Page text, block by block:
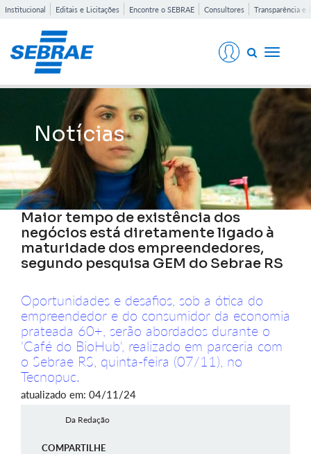
Institucional Editais e Licitações Encontre o SEBRAE Consultores Transparência e
Toggle
Notícias
Maior tempo de existência dos
negócios está diretamente ligado à
maturidade dos empreendedores,
segundo pesquisa GEM do Sebrae RS
Oportunidades e desafios, sob a ótica do
empreendedor e do consumidor da economia
prateada 60+, serão abordados durante o
'Café do BioHub', realizado em parceria com
o Sebrae RS, quinta-feira (07/11), no
Tecnopuc.
atualizado em: 04/11/24
Da Redação
COMPARTILHE